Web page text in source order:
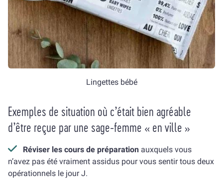
Lingettes bébé
Exemples de situation où c’était bien agréable
d’être reçue par une sage-femme « en ville »
Réviser les cours de préparation auxquels vous
n’avez pas été vraiment assidus pour vous sentir tous deux
opérationnels le jour J.